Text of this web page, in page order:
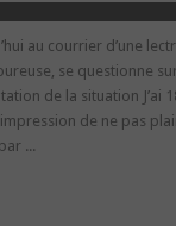
au courrier d’une
se questionne
de la situation J’ai
de ne pas
...